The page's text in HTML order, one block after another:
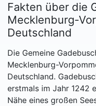
Fakten über die
Mecklenburg-
Deutschland
Die Gemeine
Mecklenburg-
Deutschland.
erstmals im Jahr 1242
Nähe eines großen